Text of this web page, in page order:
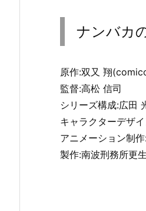
ナンバカ
原作:双又 翔
監督:高松 信司
シリーズ構成:広田
キャラクターデザ
アニメーション制
製作:南波刑務所更